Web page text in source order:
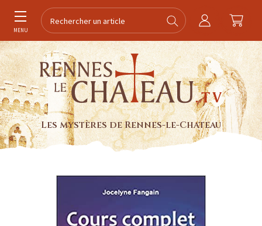
MENU
Les mystères de Rennes-le-Chateau